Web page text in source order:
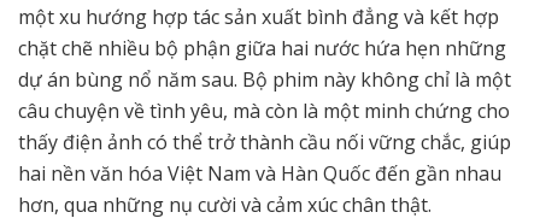
một xu hướng hợp tác sản xuất bình đẳng và kết hợp
chặt chẽ nhiều bộ phận giữa hai nước hứa hẹn những
dự án bùng nổ năm sau. Bộ phim này không chỉ là một
câu chuyện về tình yêu, mà còn là một minh chứng cho
thấy điện ảnh có thể trở thành cầu nối vững chắc, giúp
hai nền văn hóa Việt Nam và Hàn Quốc đến gần nhau
hơn, qua những nụ cười và cảm xúc chân thật.